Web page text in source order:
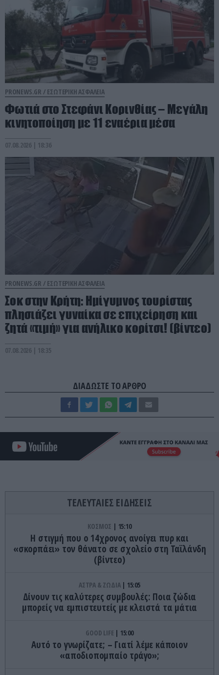
PRONEWS.GR / ΕΣΩΤΕΡΙΚΗ ΑΣΦΑΛΕΙΑ
Φωτιά στο Στεφάνι Κορινθίας – Μεγάλη
κινητοποίηση με 11 εναέρια μέσα
07.08.2026 | 18:36
PRONEWS.GR / ΕΣΩΤΕΡΙΚΗ ΑΣΦΑΛΕΙΑ
Σοκ στην Κρήτη: Ημίγυμνος τουρίστας
πλησιάζει γυναίκα σε επιχείρηση και
ζητά «τιμή» για ανήλικο κορίτσι! (βίντεο)
07.08.2026 | 18:35
ΔΙΑΔΩΣΤΕ ΤΟ ΑΡΘΡΟ
ΤΕΛΕΥΤΑΙΕΣ ΕΙΔΗΣΕΙΣ
ΚΟΣΜΟΣ 15:10
Η στιγμή που ο 14χρονος ανοίγει πυρ και
«σκορπάει» τον θάνατο σε σχολείο στη Ταϊλάνδη
(βίντεο)
ΑΣΤΡΑ & ΖΩΔΙΑ 15:05
Δίνουν τις καλύτερες συμβουλές: Ποια ζώδια
μπορείς να εμπιστευτείς με κλειστά τα μάτια
GOOD LIFE 15:00
Αυτό το γνωρίζατε; – Γιατί λέμε κάποιον
«αποδιοπομπαίο τράγο»;